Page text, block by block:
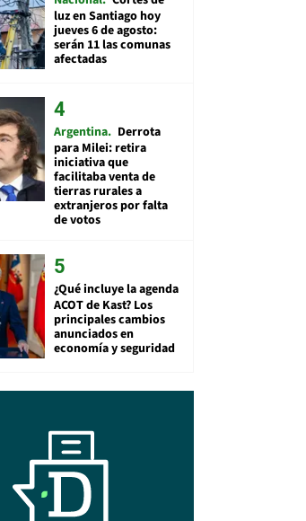
luz en Santiago hoy
jueves 6 de agosto:
serán 11 las comunas
afectadas
Argentina Derrota
para Milei: retira
iniciativa que
facilitaba venta de
tierras rurales a
extranjeros por falta
de votos
¿Qué incluye la agenda
ACOT de Kast? Los
principales cambios
anunciados en
economía y seguridad